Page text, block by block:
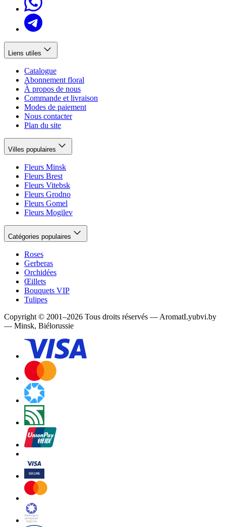
Liens utiles
Catalogue
Abonnement floral
À propos de nous
Commande et livraison
Modes de paiement
Nous contacter
Plan du site
Villes populaires
Fleurs Minsk
Fleurs Brest
Fleurs Vitebsk
Fleurs Grodno
Fleurs Gomel
Fleurs Mogilev
Catégories populaires
Roses
Gerberas
Orchidées
Œillets
Bouquets VIP
Tulipes
Copyright © 2001–2026 Tous droits réservés — AromatLyubvi.by
— Minsk, Biélorussie